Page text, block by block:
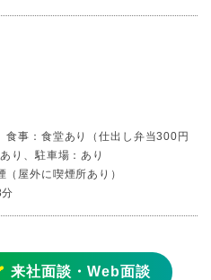
事：食堂あり（仕出し弁当300円
り、駐車場：あり
（屋外に喫煙所あり）
来社面談・Web面談